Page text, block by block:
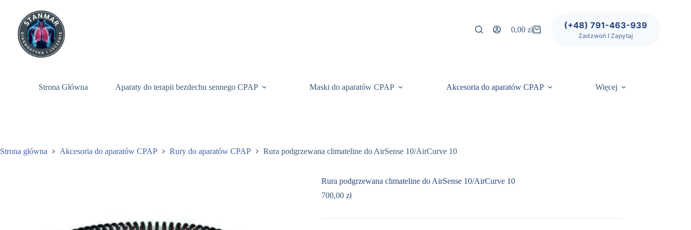
Koszyk
0,00 zł (+48) 791-463-939
Zadzwoń I Zapytaj
Strona Główna Aparaty do terapii bezdechu sennego CPAP Maski do aparatów CPAP Akcesoria do aparatów CPAP Więcej
Strona główna Akcesoria do aparatów CPAP Rury do aparatów CPAP Rura podgrzewana climateline do AirSense 10/AirCurve 10
Rura podgrzewana climateline do AirSense 10/AirCurve 10
700,00 zł